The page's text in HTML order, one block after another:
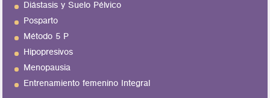
Diástasis y Suelo Pélvico
Posparto
Método 5 P
Hipopresivos
Menopausia
Entrenamiento femenino Integral